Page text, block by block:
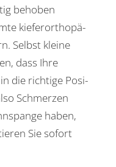
behoben
kiefer­or­tho­pä­
Selbst kleine
dass Ihre
die rich­tige Posi­
Schmerzen
haben,
Sie sofort